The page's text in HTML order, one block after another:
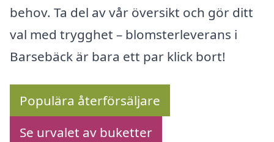
behov. Ta del av vår översikt och gör ditt
val med trygghet – blomsterleverans i
Barsebäck är bara ett par klick bort!
Populära återförsäljare
Se urvalet av buketter